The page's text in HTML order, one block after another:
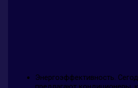
Энергоэффективность.